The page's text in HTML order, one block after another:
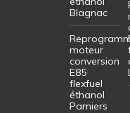
Blagnac
moteur
conversion
E85
flexfuel
éthanol
Pamiers